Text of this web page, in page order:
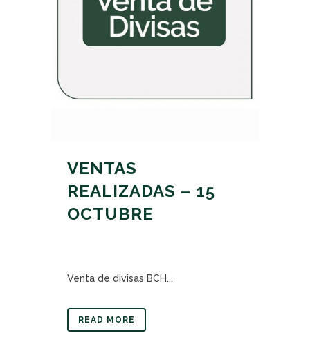
VENTAS
REALIZADAS – 15
OCTUBRE
Venta de divisas BCH...
READ MORE